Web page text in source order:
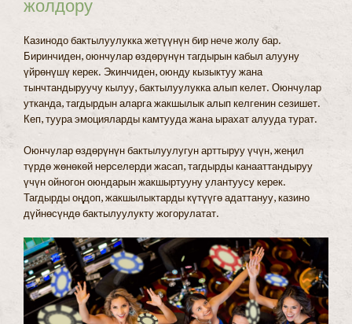
жолдору
Казинодо бактылуулукка жетүүнүн бир нече жолу бар.
Биринчиден, оюнчулар өздөрүнүн тагдырын кабыл алууну
үйрөнүшү керек. Экинчиден, оюнду кызыктуу жана
тынчтандыруучу кылуу, бактылуулукка алып келет. Оюнчулар
утканда, тагдырдын аларга жакшылык алып келгенин сезишет.
Кеп, туура эмоцияларды камтууда жана ырахат алууда турат.
Оюнчулар өздөрүнүн бактылуулугун арттыруу үчүн, жеңил
түрдө жөнөкөй нерселерди жасап, тагдырды канааттандыруу
үчүн ойногон оюндарын жакшыртууну улантуусу керек.
Тагдырды оңдоп, жакшылыктарды күтүүгө адаттануу, казино
дүйнөсүндө бактылуулукту жогорулатат.